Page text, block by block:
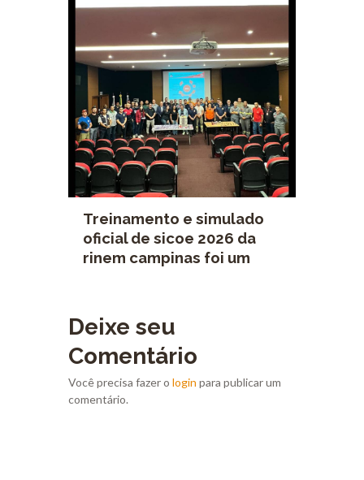
Treinamento e simulado
oficial de sicoe 2026 da
rinem campinas foi um
Deixe seu
Comentário
Você precisa fazer o login para publicar um
comentário.